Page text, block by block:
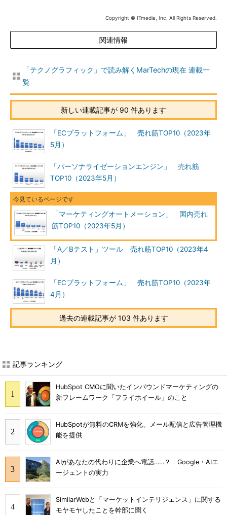
Copyright © ITmedia, Inc. All Rights Reserved.
関連情報
「テクノグラフィック」で読み解くMarTechの現在 連載一
覧
新しい連載記事が 90 件あります
「ECプラットフォーム」 売れ筋TOP10（2023年
5月）
「パーソナライゼーションエンジン」 売れ筋
TOP10（2023年5月）
「マーケティングオートメーション」 国内売れ
筋TOP10（2023年5月）
「A／Bテスト」ツール 売れ筋TOP10（2023年4
月）
「ECプラットフォーム」 売れ筋TOP10（2023年
4月）
過去の連載記事が 103 件あります
記事ランキング
HubSpot CMOに聞いたインバウンドマーケティングの
新フレームワーク「フライホイール」のこと
HubSpotが無料のCRMを強化、メール配信と広告管理機
能を提供
AIがあなたの代わりに企業へ電話……？ Google・AIエ
ージェントの実力
SimilarWebと「マーケットインテリジェンス」に関する
モヤモヤしたことを幹部に聞く